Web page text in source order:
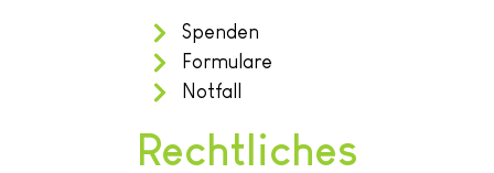
Spenden
Formulare
Notfall
Rechtliches